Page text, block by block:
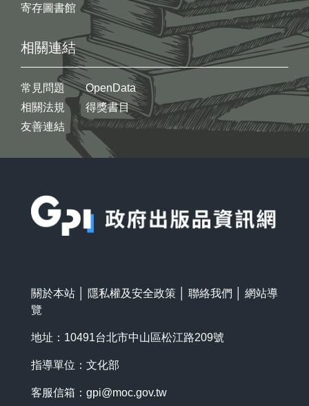
寄存圖書館
相關連結
常見問題
相關法規
友善連結
OpenData
得獎書目
關於本站 隱私權及安全政策 聯絡我們
網站導
覽
地址：10491台北市中山區松江路209號
指導單位：文化部
客服信箱： gpi@moc.gov.tw